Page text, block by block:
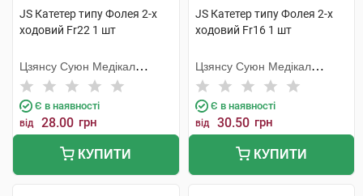
JS Катетер типу Фолея 2-х
ходовий Fr22 1 шт
Цзянсу Суюн Медікал
Метіріалс
Є в наявності
від 28.00 грн
КУПИТИ
JS Катетер типу Фолея 2-х
ходовий Fr16 1 шт
Цзянсу Суюн Медікал
Метіріалс
Є в наявності
від 30.50 грн
КУПИТИ